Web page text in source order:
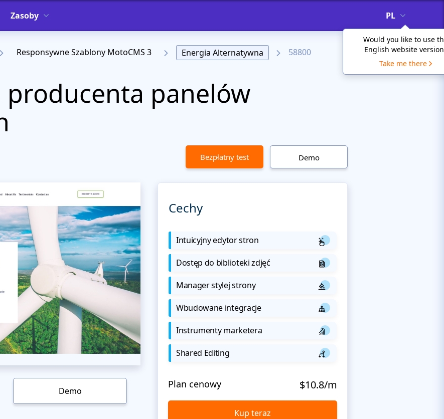
Zasoby PL
Would you like to use
English website
Take me there
Responsywne Szablony MotoCMS 3 Energia Alternatywna 58800
producenta panelów
Bezpłatny test Demo
Demo
Cechy
Intuicyjny edytor stron
Dostęp do biblioteki zdjęć
Manager stylej strony
Wbudowane integracje
Instrumenty marketera
Shared Editing
Plan cenowy $10.8/m
Kup teraz